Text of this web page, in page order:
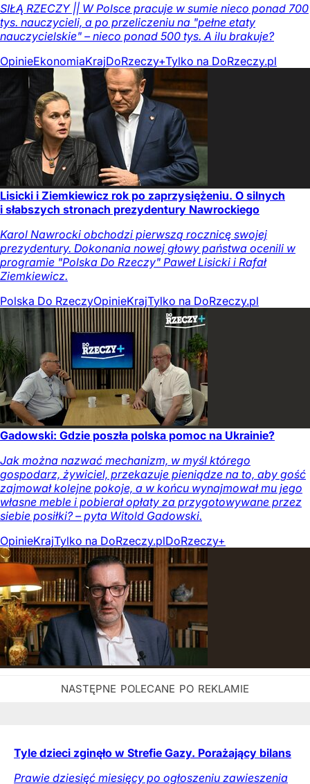
SIŁĄ RZECZY || W Polsce pracuje w sumie nieco ponad 700
tys. nauczycieli, a po przeliczeniu na "pełne etaty
nauczycielskie" – nieco ponad 500 tys. A ilu brakuje?
OpinieEkonomiaKrajDoRzeczy+Tylko na DoRzeczy.pl
Lisicki i Ziemkiewicz rok po zaprzysiężeniu. O silnych
i słabszych stronach prezydentury Nawrockiego
Karol Nawrocki obchodzi pierwszą rocznicę swojej
prezydentury. Dokonania nowej głowy państwa ocenili w
programie "Polska Do Rzeczy" Paweł Lisicki i Rafał
Ziemkiewicz.
Polska Do RzeczyOpinieKrajTylko na DoRzeczy.pl
Gadowski: Gdzie poszła polska pomoc na Ukrainie?
Jak można nazwać mechanizm, w myśl którego
gospodarz, żywiciel, przekazuje pieniądze na to, aby gość
zajmował kolejne pokoje, a w końcu wynajmował mu jego
własne meble i pobierał opłaty za przygotowywane przez
siebie posiłki? – pyta Witold Gadowski.
OpinieKrajTylko na DoRzeczy.plDoRzeczy+
Tyle dzieci zginęło w Strefie Gazy. Porażający bilans
Prawie dziesięć miesięcy po ogłoszeniu zawieszenia